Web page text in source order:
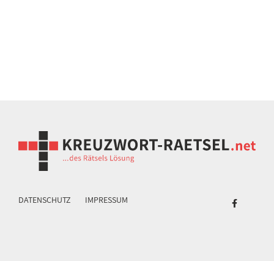
DATENSCHUTZ IMPRESSUM